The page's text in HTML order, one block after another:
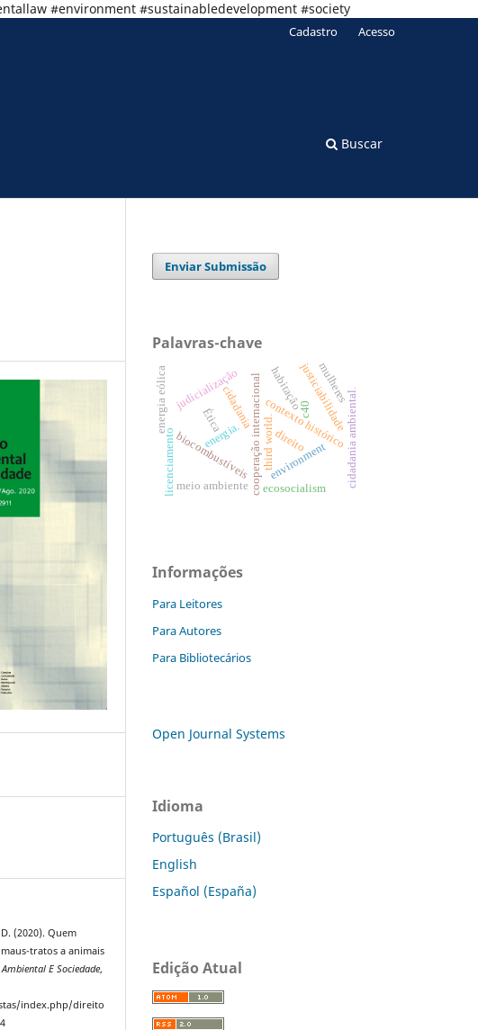
#environment #sustainabledevelopment #society
Buscar
Cadastro Acesso
(2020). Quem
tratos a animais
E Sociedade,
index.php/direito
Enviar Submissão
Palavras-chave
biocombustíveis
contexto histórico
cooperação internacional
energia.
licenciamento meio ambiente
direito
Éticacidadania cidadania ambiental.
judicialização habitação
environment
ecosocialism
third world.
c40
justiciabilidade
mulheres
energia eólica
Informações
Para Leitores
Para Autores
Para Bibliotecários
Open Journal Systems
Idioma
Português (Brasil)
English
Español (España)
Edição Atual